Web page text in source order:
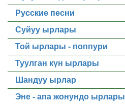
Русские песни
Суйуу ырлары
Той ырлары - поппури
Туулган күн ырлары
Шандуу ырлар
Эне - апа жонундо ырлары